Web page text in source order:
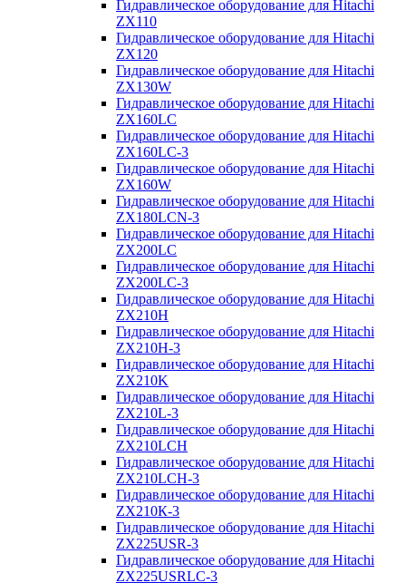
Гидравлическое оборудование для Hitachi
ZX110
Гидравлическое оборудование для Hitachi
ZX120
Гидравлическое оборудование для Hitachi
ZX130W
Гидравлическое оборудование для Hitachi
ZX160LC
Гидравлическое оборудование для Hitachi
ZX160LC-3
Гидравлическое оборудование для Hitachi
ZX160W
Гидравлическое оборудование для Hitachi
ZX180LCN-3
Гидравлическое оборудование для Hitachi
ZX200LC
Гидравлическое оборудование для Hitachi
ZX200LC-3
Гидравлическое оборудование для Hitachi
ZX210H
Гидравлическое оборудование для Hitachi
ZX210H-3
Гидравлическое оборудование для Hitachi
ZX210K
Гидравлическое оборудование для Hitachi
ZX210L-3
Гидравлическое оборудование для Hitachi
ZX210LCH
Гидравлическое оборудование для Hitachi
ZX210LCH-3
Гидравлическое оборудование для Hitachi
ZX210К-3
Гидравлическое оборудование для Hitachi
ZX225USR-3
Гидравлическое оборудование для Hitachi
ZX225USRLC-3